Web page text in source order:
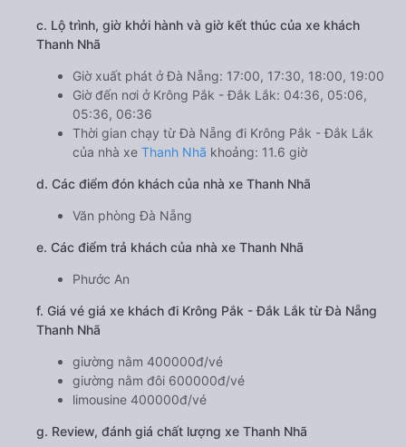
c. Lộ trình, giờ khởi hành và giờ kết thúc của xe khách
Thanh Nhã
Giờ xuất phát ở Đà Nẵng: 17:00, 17:30, 18:00, 19:00
Giờ đến nơi ở Krông Pắk - Đắk Lắk: 04:36, 05:06,
05:36, 06:36
Thời gian chạy từ Đà Nẵng đi Krông Pắk - Đắk Lắk
của nhà xe Thanh Nhã khoảng: 11.6 giờ
d. Các điểm đón khách của nhà xe Thanh Nhã
Văn phòng Đà Nẵng
e. Các điểm trả khách của nhà xe Thanh Nhã
Phước An
f. Giá vé giá xe khách đi Krông Pắk - Đắk Lắk từ Đà Nẵng
Thanh Nhã
giường nằm 400000đ/vé
giường nằm đôi 600000đ/vé
limousine 400000đ/vé
g. Review, đánh giá chất lượng xe Thanh Nhã